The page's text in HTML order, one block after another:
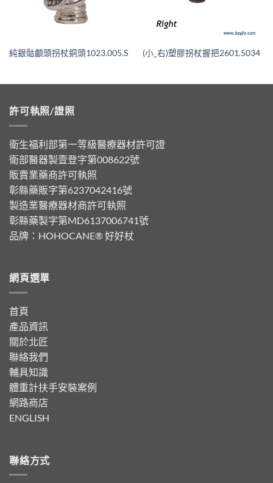
純銀骷顱頭拐杖銅頭1023.005.S (小_右)塑膠拐杖握把2601.5034
許可執照/證照
衛生福利部第一等級醫療器材許可證
衛部醫器製壹登字第008622號
販賣業藥商許可執照
彰縣藥販字第6237042416號
製造業醫療器材商許可執照
彰縣藥製字第MD6137006741號
品牌： HOHOCANE® 好好杖
網頁選單
首頁
產品資訊
關於北匠
聯絡我們
輔具知識
體重計扶手安裝案例
網路商店
ENGLISH
聯絡方式